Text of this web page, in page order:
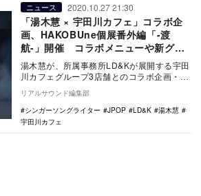
ニュース 2020.10.27 21:30
「湯木慧 × 宇田川カフェ」コラボ企
画、HAKOBUne個展番外編「-渡
航-」開催 コラボメニューや新グッ
ズの発売も
湯木慧が、所属事務所LD&Kが展開する宇田
川カフェグループ3店舗とのコラボ企画・
HAKOBUne個展番外編「-渡航「湯木…
リアルサウンド編集部
シンガーソングライター
JPOP LD&K
湯木慧
宇田川カフェ